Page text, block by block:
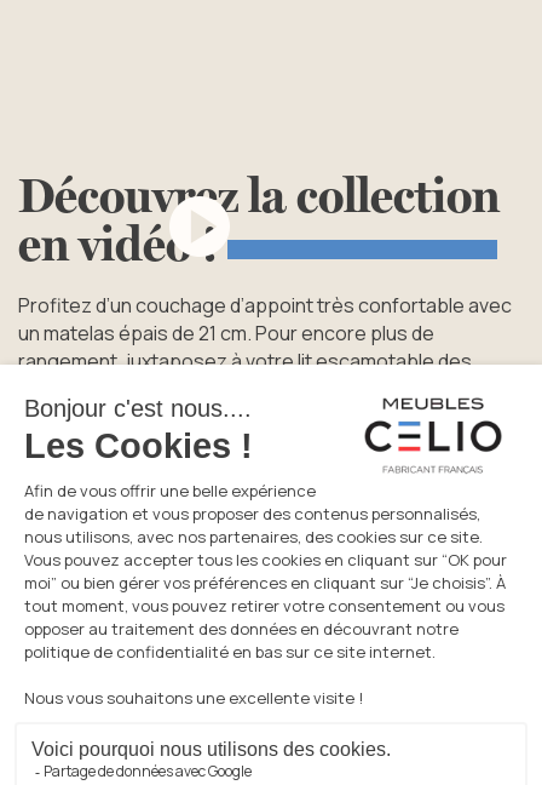
Lire la vidéo
Découvrezlacollection
envidéo!
Profitez d’un couchage d’appoint très confortable avec
un matelas épais de 21 cm. Pour encore plus de
rangement, juxtaposez à votre lit escamotable des
et table de séjour. Une collection astucieuse, qui vous
rendra la vie plus facile au quotidien.
Venez découvrir notre nouvelle collection SMART dans
votre magasin Meubles Flahaut à Saint-Léonard, testez
sa facilité d’utilisation et ses nombreuses astuces !